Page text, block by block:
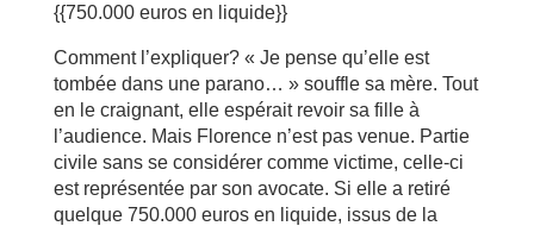
{{750.000 euros en liquide}}
Comment l’expliquer? « Je pense qu’elle est
tombée dans une parano… » souffle sa mère. Tout
en le craignant, elle espérait revoir sa fille à
l’audience. Mais Florence n’est pas venue. Partie
civile sans se considérer comme victime, celle-ci
est représentée par son avocate. Si elle a retiré
quelque 750.000 euros en liquide, issus de la